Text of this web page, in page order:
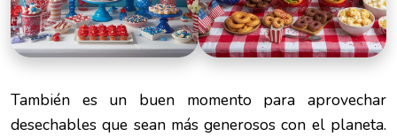
También es un buen momento para aprovechar
desechables que sean más generosos con el planeta.